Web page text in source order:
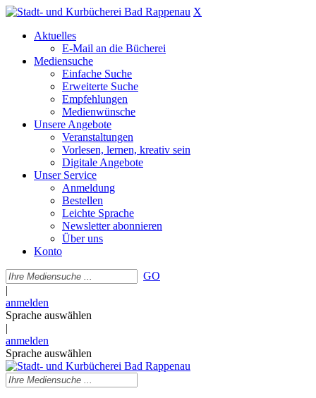
X
Aktuelles
E-Mail an die Bücherei
Mediensuche
Einfache Suche
Erweiterte Suche
Empfehlungen
Medienwünsche
Unsere Angebote
Veranstaltungen
Vorlesen, lernen, kreativ sein
Digitale Angebote
Unser Service
Anmeldung
Bestellen
Leichte Sprache
Newsletter abonnieren
Über uns
Konto
GO
|
anmelden
Sprache auswählen
|
anmelden
Sprache auswählen